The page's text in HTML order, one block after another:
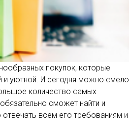
покупок, которые
и уютной. И сегодня можно смело
количество самых
сможет найти и
всем его требованиям и